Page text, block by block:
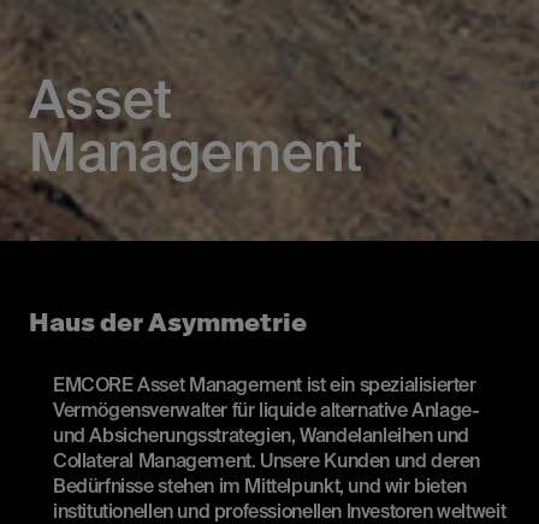
Asset
Management
Haus der Asymmetrie
EMCORE Asset Management ist ein spezialisierter
Vermögensverwalter für liquide alternative Anlage-
und Absicherungsstrategien, Wandelanleihen und
Collateral Management. Unsere Kunden und deren
Bedürfnisse stehen im Mittelpunkt, und wir bieten
institutionellen und professionellen Investoren weltweit